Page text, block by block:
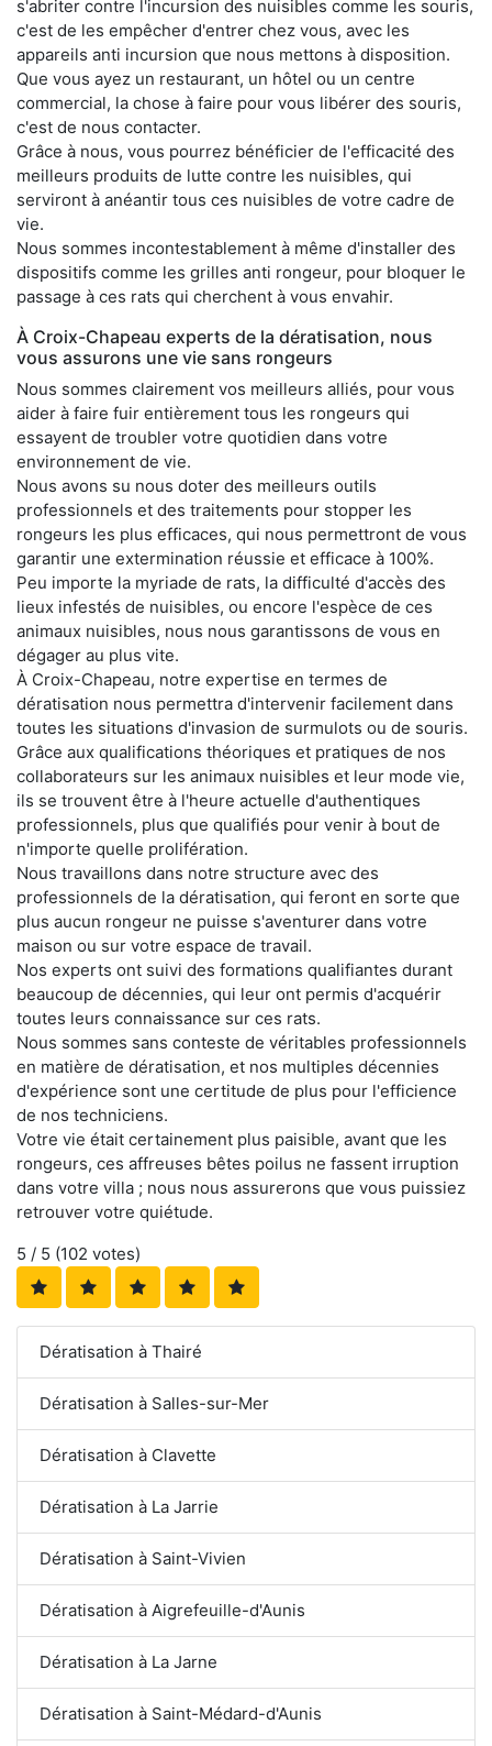
s'abriter contre l'incursion des nuisibles comme les souris,
c'est de les empêcher d'entrer chez vous, avec les
appareils anti incursion que nous mettons à disposition.
Que vous ayez un restaurant, un hôtel ou un centre
commercial, la chose à faire pour vous libérer des souris,
c'est de nous contacter.
Grâce à nous, vous pourrez bénéficier de l'efficacité des
meilleurs produits de lutte contre les nuisibles, qui
serviront à anéantir tous ces nuisibles de votre cadre de
vie.
Nous sommes incontestablement à même d'installer des
dispositifs comme les grilles anti rongeur, pour bloquer le
passage à ces rats qui cherchent à vous envahir.
À Croix-Chapeau experts de la dératisation, nous
vous assurons une vie sans rongeurs
Nous sommes clairement vos meilleurs alliés, pour vous
aider à faire fuir entièrement tous les rongeurs qui
essayent de troubler votre quotidien dans votre
environnement de vie.
Nous avons su nous doter des meilleurs outils
professionnels et des traitements pour stopper les
rongeurs les plus efficaces, qui nous permettront de vous
garantir une extermination réussie et efficace à 100%.
Peu importe la myriade de rats, la difficulté d'accès des
lieux infestés de nuisibles, ou encore l'espèce de ces
animaux nuisibles, nous nous garantissons de vous en
dégager au plus vite.
À Croix-Chapeau, notre expertise en termes de
dératisation nous permettra d'intervenir facilement dans
toutes les situations d'invasion de surmulots ou de souris.
Grâce aux qualifications théoriques et pratiques de nos
collaborateurs sur les animaux nuisibles et leur mode vie,
ils se trouvent être à l'heure actuelle d'authentiques
professionnels, plus que qualifiés pour venir à bout de
n'importe quelle prolifération.
Nous travaillons dans notre structure avec des
professionnels de la dératisation, qui feront en sorte que
plus aucun rongeur ne puisse s'aventurer dans votre
maison ou sur votre espace de travail.
Nos experts ont suivi des formations qualifiantes durant
beaucoup de décennies, qui leur ont permis d'acquérir
toutes leurs connaissance sur ces rats.
Nous sommes sans conteste de véritables professionnels
en matière de dératisation, et nos multiples décennies
d'expérience sont une certitude de plus pour l'efficience
de nos techniciens.
Votre vie était certainement plus paisible, avant que les
rongeurs, ces affreuses bêtes poilus ne fassent irruption
dans votre villa ; nous nous assurerons que vous puissiez
retrouver votre quiétude.
5 / 5 (102 votes)
Dératisation à Thairé
Dératisation à Salles-sur-Mer
Dératisation à Clavette
Dératisation à La Jarrie
Dératisation à Saint-Vivien
Dératisation à Aigrefeuille-d'Aunis
Dératisation à La Jarne
Dératisation à Saint-Médard-d'Aunis